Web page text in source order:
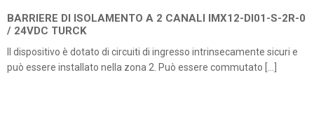
BARRIERE DI ISOLAMENTO A 2 CANALI IMX12-DI01-S-2R-0
/ 24VDC TURCK
Il dispositivo è dotato di circuiti di ingresso intrinsecamente sicuri e
può essere installato nella zona 2. Può essere commutato […]